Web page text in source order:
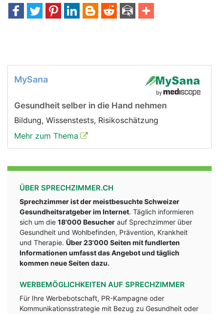
MySana
Gesundheit selber in die Hand nehmen
Bildung, Wissenstests, Risikoschätzung
Mehr zum Thema
ÜBER SPRECHZIMMER.CH
Sprechzimmer ist der meistbesuchte Schweizer
Gesundheitsratgeber im Internet. Täglich informieren
sich um die 18'000 Besucher auf Sprechzimmer über
Gesundheit und Wohlbefinden, Prävention, Krankheit
und Therapie. Über 23'000 Seiten mit fundlerten
Informationen umfasst das Angebot und täglich
kommen neue Seiten dazu.
WERBEMÖGLICHKEITEN AUF SPRECHZIMMER
Für Ihre Werbebotschaft, PR-Kampagne oder
Kommunikationsstrategie mit Bezug zu Gesundheit oder